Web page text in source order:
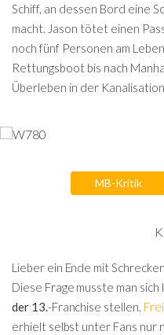
Schiff, an dessen Bord eine
macht. Jason tötet einen
noch fünf Personen am
Rettungsboot bis nach
Überleben in der
MB-Kritik
Lieber ein Ende mit
Diese Frage musste man sich
der 13.-Franchise stellen.
erhielt selbst unter Fans nur